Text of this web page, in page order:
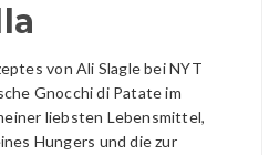
von Ali Slagle bei NYT
Gnocchi di Patate im
liebsten Lebensmittel,
Hungers und die zur